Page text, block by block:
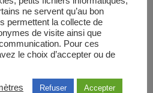
aux
ne servent qu’au bon
permettent la collecte de
de visite ainsi que
Pour ces
le choix d’accepter ou de
Refuser Accepter